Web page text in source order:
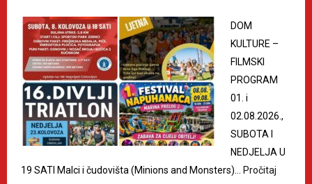
DOM
KULTURE –
FILMSKI
PROGRAM
01. i
02.08.2026.,
SUBOTA I
NEDJELJA U
19 SATI Malci i čudovišta (Minions and Monsters)… Pročitaj